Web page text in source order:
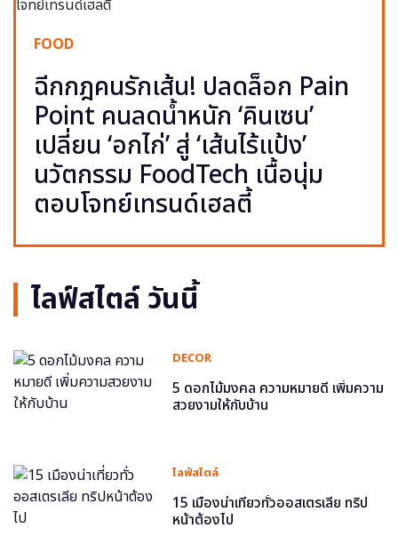
FOOD
ฉีกกฎคนรักเส้น! ปลดล็อก Pain
Point คนลดน้ำหนัก ‘คินเซน’
เปลี่ยน ‘อกไก่’ สู่ ‘เส้นไร้แป้ง’
นวัตกรรม FoodTech เนื้อนุ่ม
ตอบโจทย์เทรนด์เฮลตี้
ไลฟ์สไตล์ วันนี้
DECOR
5 ดอกไม้มงคล ความหมายดี เพิ่มความ
สวยงามให้กับบ้าน
ไลฟ์สไตล์
15 เมืองน่าเที่ยวทั่วออสเตรเลีย ทริป
หน้าต้องไป